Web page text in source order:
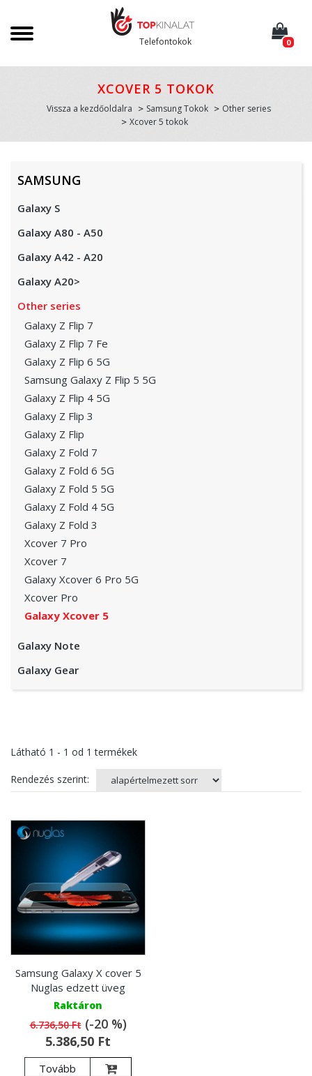
Telefontokok 0
XCOVER 5 TOKOK
Vissza a kezdőoldalra Samsung Tokok
Other series
Xcover 5 tokok
SAMSUNG
Galaxy S
Galaxy A80 - A50
Galaxy A42 - A20
Galaxy A20>
Other series
Galaxy Z Flip 7
Galaxy Z Flip 7 Fe
Galaxy Z Flip 6 5G
Samsung Galaxy Z Flip 5 5G
Galaxy Z Flip 4 5G
Galaxy Z Flip 3
Galaxy Z Flip
Galaxy Z Fold 7
Galaxy Z Fold 6 5G
Galaxy Z Fold 5 5G
Galaxy Z Fold 4 5G
Galaxy Z Fold 3
Xcover 7 Pro
Xcover 7
Galaxy Xcover 6 Pro 5G
Xcover Pro
Galaxy Xcover 5
Galaxy Note
Galaxy Gear
Látható 1 - 1 od 1 termékek
Rendezés szerint:
Samsung Galaxy X cover 5
Nuglas edzett üveg
Raktáron
6.736,50 Ft(-20 %)
5.386,50 Ft
Tovább